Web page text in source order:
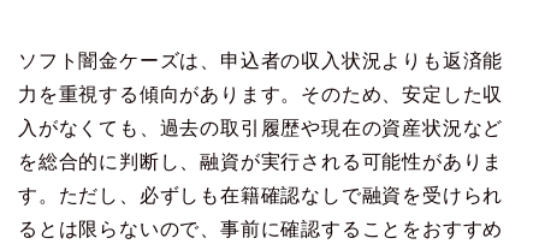
ソフト闇金ケーズは、申込者の収入状況よりも返済能
力を重視する傾向があります。そのため、安定した収
入がなくても、過去の取引履歴や現在の資産状況など
を総合的に判断し、融資が実行される可能性がありま
す。ただし、必ずしも在籍確認なしで融資を受けられ
るとは限らないので、事前に確認することをおすすめ